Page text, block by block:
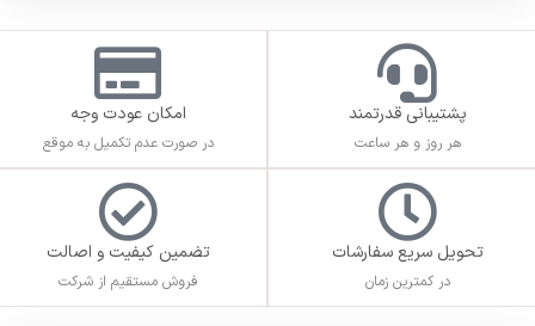
پشتیبانی قدرتمند
هر روز و هر ساعت
امکان عودت وجه
در صورت عدم تکمیل به موقع
تحویل سریع سفارشات
در کمترین زمان
تضمین کیفیت و اصالت
فروش مستقیم از شرکت